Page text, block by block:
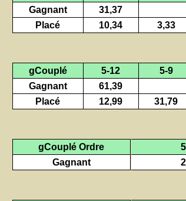
Gagnant
31,37
Placé
10,34 3,33
gCouplé 5-12 5-9
Gagnant
61,39
Placé
12,99 31,79
gCouplé Ordre
Gagnant